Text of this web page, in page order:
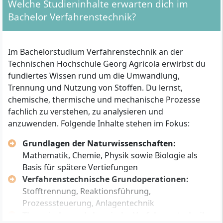
Welche formalen Zulassungsvoraussetzungen
musst du erfüllen?
Für die Zulassung zum Bachelor Verfahrenstechnik an
Abschlüsse:
Allgemeine Hochschulreife (Abitur)
Fachhochschulreife
Hochschulzugang für beruflich Qualifizierte
gemäß der Regelungen des Landes Nordrhein-
Westfalen (z. B. abgeschlossene einschlägige
dreijähriger, fachlich passender Berufserfahrung
oder Aufstiegsfortbildung wie Meisterprüfung)
Ein Numerus clausus (NC) existiert aktuell nicht. Es
müssen keine Studiengebühren gezahlt werden,
jedoch wird ein Semesterbeitrag erhoben, der das
Welche Studieninhalte erwarten dich im
Bachelor Verfahrenstechnik?
Im Bachelorstudium Verfahrenstechnik an der
Technischen Hochschule Georg Agricola erwirbst du
fundiertes Wissen rund um die Umwandlung,
Trennung und Nutzung von Stoffen. Du lernst,
chemische, thermische und mechanische Prozesse
fachlich zu verstehen, zu analysieren und
anzuwenden. Folgende Inhalte stehen im Fokus:
Grundlagen der Naturwissenschaften:
Mathematik, Chemie, Physik sowie Biologie als
Basis für spätere Vertiefungen
Verfahrenstechnische Grundoperationen:
Stofftrennung, Reaktionsführung,
Prozesssteuerung, Anlagentechnik